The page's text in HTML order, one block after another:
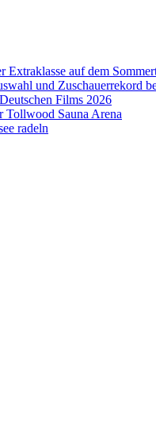
Extraklasse auf dem
und Zuschauerrekord
Films 2026
Tollwood Sauna Arena
radeln